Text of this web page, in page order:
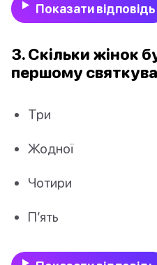
Показати відповідь
3. Скільки жінок
першому
Три
Жодної
Чотири
П’ять